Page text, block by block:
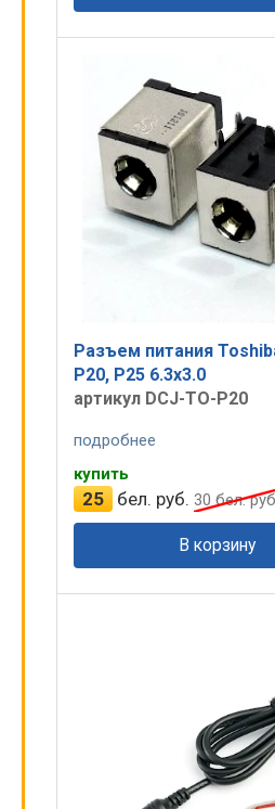
Разъем питания
P20, P25 6.3x3.0
артикул DCJ-TO-P20
подробнее
купить
25 бел. руб. 30бел.
В корзину